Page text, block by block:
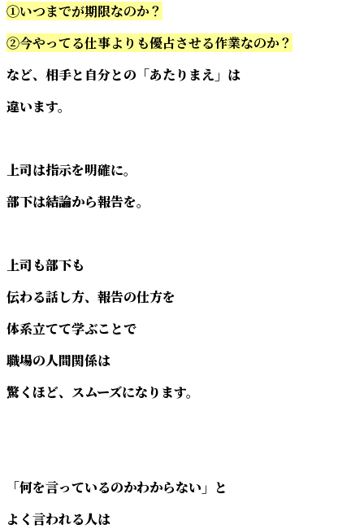
①いつまでが期限なのか？
②今やってる仕事よりも優占させる作業なのか？
など、相手と自分との「あたりまえ」は
違います。
上司は指示を明確に。
部下は結論から報告を。
上司も部下も
伝わる話し方、報告の仕方を
体系立てて学ぶことで
職場の人間関係は
驚くほど、スムーズになります。
「何を言っているのかわからない」と
よく言われる人は